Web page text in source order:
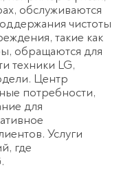
обслуживаются
чистоты
такие как
обращаются для
техники LG,
Центр
потребности,
для
Услуги
где